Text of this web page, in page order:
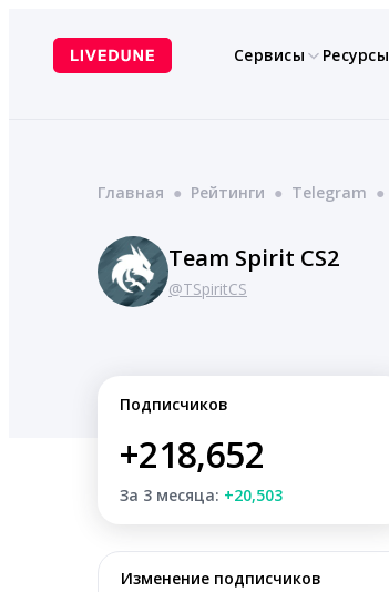
содержимому
Сервисы Ресурсы
Главная ● Рейтинги ● Telegram ●
Team Spirit CS2
@TSpiritCS
Подписчиков
+218,652
За 3 месяца: +20,503
Изменение подписчиков